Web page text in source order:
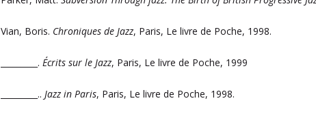
Vian, Boris. Chroniques de Jazz, Paris, Le livre de Poche, 1998.
_________.Écrits sur le Jazz, Paris, Le livre de Poche, 1999
_________..Jazz in Paris, Paris, Le livre de Poche, 1998.